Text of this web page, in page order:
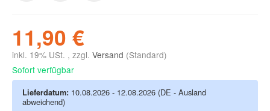
11,90 €
inkl. 19% USt. , zzgl. Versand (Standard)
Sofort verfügbar
Lieferdatum: 10.08.2026 - 12.08.2026 (DE - Ausland
abweichend)